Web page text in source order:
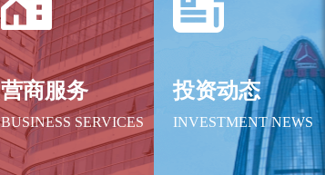
营商服务
BUSINESS SERVICES
投资动态
INVESTMENT NEWS